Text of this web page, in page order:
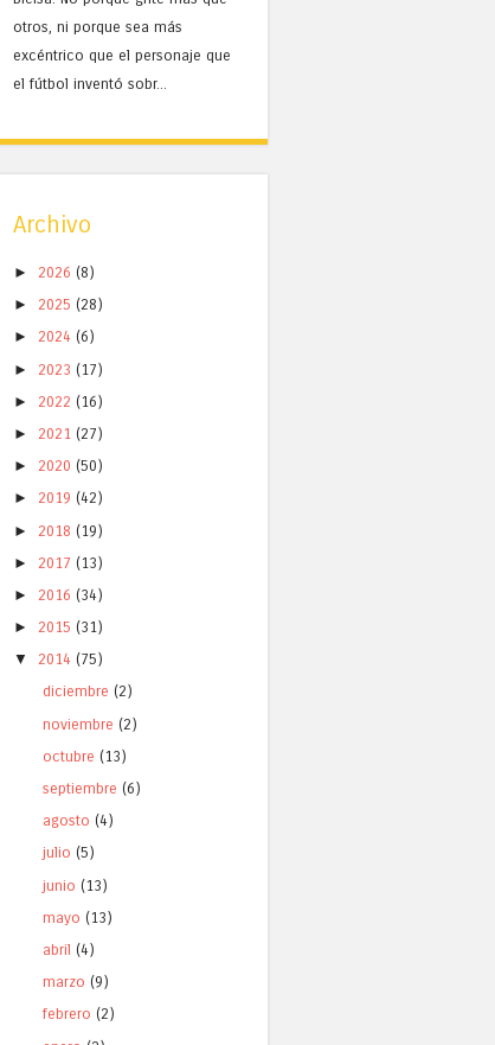
otros, ni porque sea más
excéntrico que el personaje que
el fútbol inventó sobr...
Archivo
► 2026 (8)
► 2025 (28)
► 2024 (6)
► 2023 (17)
► 2022 (16)
► 2021 (27)
► 2020 (50)
► 2019 (42)
► 2018 (19)
► 2017 (13)
► 2016 (34)
► 2015 (31)
▼
2014 (75)
diciembre (2)
noviembre (2)
octubre (13)
septiembre (6)
agosto (4)
julio (5)
junio (13)
mayo (13)
abril (4)
marzo (9)
febrero (2)